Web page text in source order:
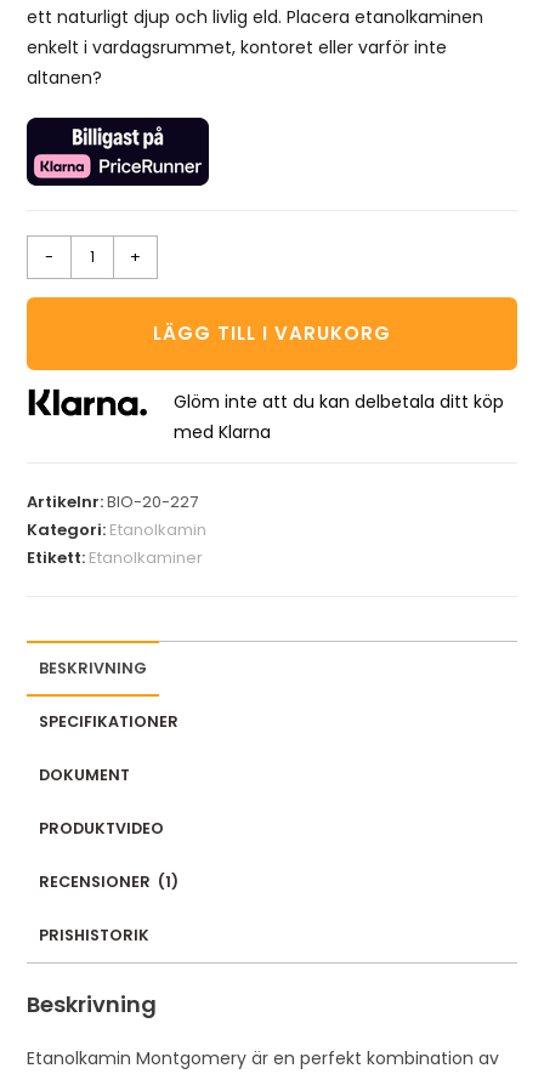
ett naturligt djup och livlig eld. Placera etanolkaminen
enkelt i vardagsrummet, kontoret eller varför inte
altanen?
- +
LÄGG TILL I VARUKORG
Glöm inte att du kan delbetala ditt köp
med Klarna
Artikelnr:BIO-20-227
Kategori: Etanolkamin
Etikett: Etanolkaminer
BESKRIVNING
SPECIFIKATIONER
DOKUMENT
PRODUKTVIDEO
RECENSIONER (1)
PRISHISTORIK
Beskrivning
Etanolkamin Montgomery är en perfekt kombination av